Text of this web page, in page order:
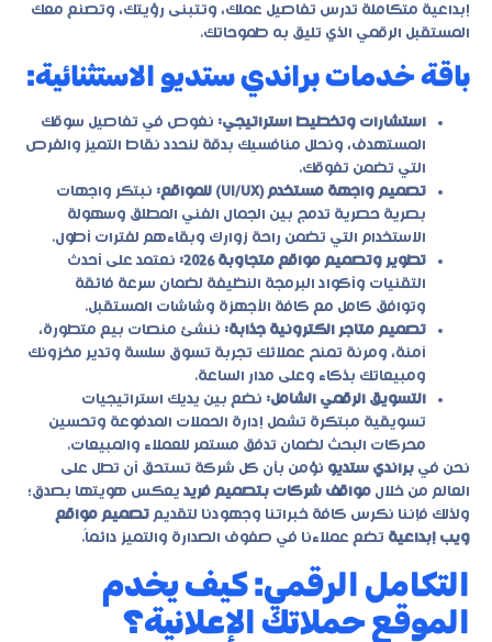
إبداعية متكاملة تدرس تفاصيل عملك، وتتبنى رؤيتك، وتصنع معك
المستقبل الرقمي الذي تليق به طموحاتك.
باقة خدمات براندي ستديو الاستثنائية:
استشارات وتخطيط استراتيجي: نغوص في تفاصيل سوقك
المستهدف، ونحلل منافسيك بدقة لنحدد نقاط التميز والفرص
التي تضمن تفوقك.
تصميم واجهة مستخدم (UI/UX) للمواقع:
نبتكر واجهات
بصرية حصرية تدمج بين الجمال الفني المطلق وسهولة
الاستخدام التي تضمن راحة زوارك وبقاءهم لفترات أطول.
تطوير وتصميم مواقع متجاوبة 2026:
نعتمد على أحدث
التقنيات وأكواد البرمجة النظيفة لضمان سرعة فائقة
وتوافق كامل مع كافة الأجهزة وشاشات المستقبل.
تصميم متاجر الكترونية جذابة: ننشئ منصات بيع متطورة،
آمنة، ومرنة تمنح عملائك تجربة تسوق سلسة وتدير مخزونك
ومبيعاتك بذكاء وعلى مدار الساعة.
التسويق الرقمي الشامل: نضع بين يديك استراتيجيات
تسويقية مبتكرة تشمل إدارة الحملات المدفوعة وتحسين
محركات البحث لضمان تدفق مستمر للعملاء والمبيعات.
نحن في براندي ستديو نؤمن بأن كل شركة تستحق أن تطل على
العالم من خلال مواقف شركات بتصميم فريديعكس هويتها بصدق؛
ولذلك فإننا نكرس كافة خبراتنا وجهودنا لتقديم تصميم مواقع
ويب إبداعية تضع عملاءنا في صفوف الصدارة والتميز دائماً.
التكامل الرقمي: كيف يخدم
الموقع حملاتك الإعلانية؟